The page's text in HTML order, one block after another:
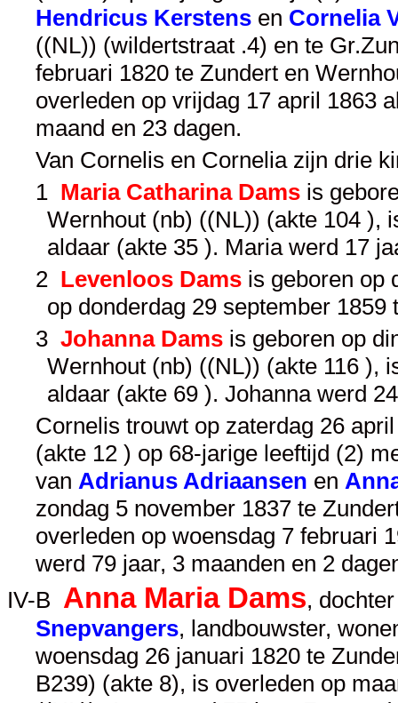
Hendricus Kerstens en Cornelia
((NL)) (wildertstraat .4) en te
februari 1820 te Zundert en
overleden op vrijdag 17 april 1863
maand en 23 dagen.
Van Cornelis en Cornelia zijn drie
1 Maria Catharina Dams is
Wernhout (nb) ((NL)) (akte 104 ),
aldaar (akte 35 ). Maria werd 17
2 Levenloos Dams is geboren op
op donderdag 29 september
3 Johanna Dams is geboren op
Wernhout (nb) ((NL)) (akte 116 ),
aldaar (akte 69 ). Johanna werd
Cornelis trouwt op zaterdag 26
(akte 12 ) op 68-jarige leeftijd (2)
van Adrianus Adriaansen en
zondag 5 november 1837 te
overleden op woensdag 7 februari
werd 79 jaar, 3 maanden en 2
IV-B Anna Maria Dams,
Snepvangers, landbouwster,
woensdag 26 januari 1820 te
B239) (akte 8), is overleden op